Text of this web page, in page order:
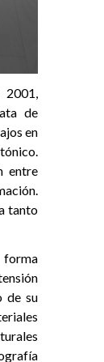
2001,
de
en
entre
tanto
forma
de su